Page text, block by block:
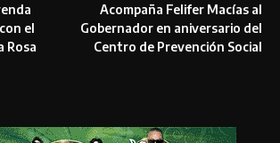
el
Rosa
Acompaña Felifer Macías al
Gobernador en aniversario del
Centro de Prevención Social